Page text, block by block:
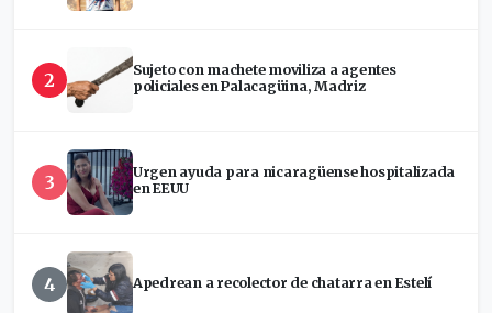
2
Sujeto con machete moviliza a agentes
policiales en Palacagüina, Madriz
3
Urgen ayuda para nicaragüense hospitalizada
en EEUU
4 Apedrean a recolector de chatarra en Estelí